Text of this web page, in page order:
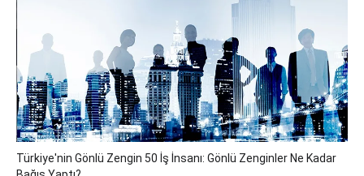
Türkiye'nin Gönlü Zengin 50 İş İnsanı: Gönlü Zenginler Ne Kadar